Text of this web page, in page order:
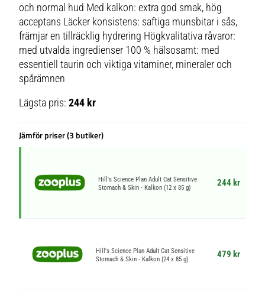
och normal hud Med kalkon: extra god smak, hög
acceptans Läcker konsistens: saftiga munsbitar i sås,
främjar en tillräcklig hydrering Högkvalitativa råvaror:
med utvalda ingredienser 100 % hälsosamt: med
essentiell taurin och viktiga vitaminer, mineraler och
spårämnen
Lägsta pris:244 kr
Jämför priser (3 butiker)
Hill's Science Plan Adult Cat Sensitive
Stomach & Skin - Kalkon (12 x 85 g)
244 kr
Hill's Science Plan Adult Cat Sensitive
Stomach & Skin - Kalkon (24 x 85 g)
479 kr